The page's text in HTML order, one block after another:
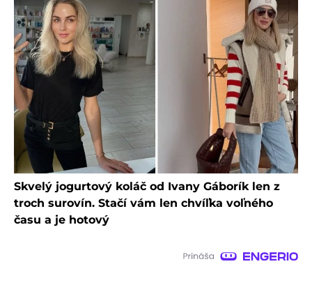
Skvelý jogurtový koláč od Ivany Gáborík len z
troch surovín. Stačí vám len chvíľka voľného
času a je hotový